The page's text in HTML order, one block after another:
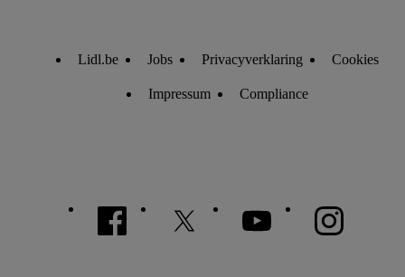
Lidl.be Jobs Privacyverklaring Cookies
Impressum Compliance